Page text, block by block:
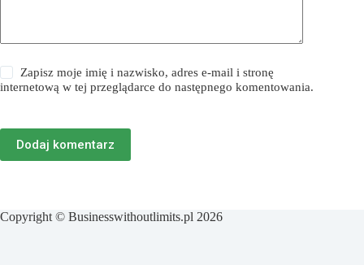
Zapisz moje imię i nazwisko, adres e-mail i stronę
internetową w tej przeglądarce do następnego komentowania.
Dodaj komentarz
Copyright © Businesswithoutlimits.pl 2026